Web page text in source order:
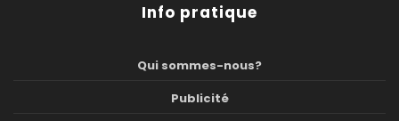
Info pratique
Qui sommes-nous?
Publicité